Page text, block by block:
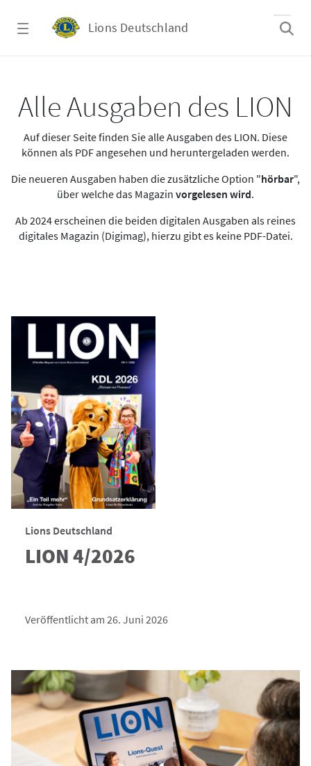
Lions Deutschland
Alle Ausgaben des LION
Auf dieser Seite finden Sie alle Ausgaben des LION. Diese
können als PDF angesehen und heruntergeladen werden.
Die neueren Ausgaben haben die zusätzliche Option "hörbar",
über welche das Magazin vorgelesen wird.
Ab 2024 erscheinen die beiden digitalen Ausgaben als reines
digitales Magazin (Digimag), hierzu gibt es keine PDF-Datei.
Lions Deutschland
LION 4/2026
Veröffentlicht am 26. Juni 2026